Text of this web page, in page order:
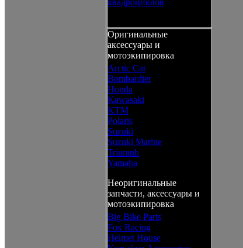
квадроциклов
Оригинальные
аксессуары и
мотоэкипировка
Arctic Cat
Bombardier
Honda
Kawasaki
KTM
Polaris
Suzuki
Suzuki Marine
Triumph
Yamaha
Неоригинальные
запчасти, аксессуары и
мотоэкипировка
Big Bike Parts
Fox Racing
Helmet House